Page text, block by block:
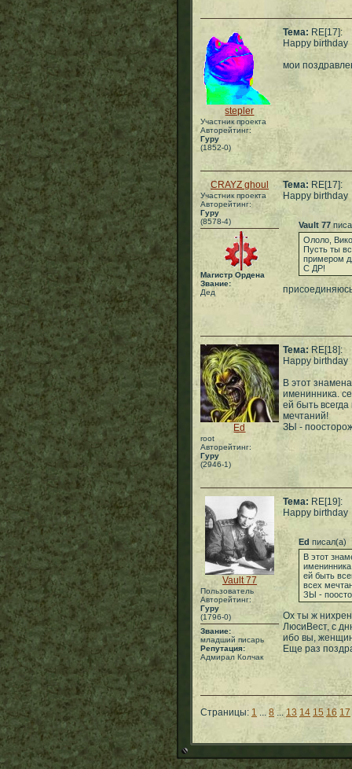
stepler
Участник проекта
Авторейтинг:
Гуру
(1852-0)
Тема: RE[17]:
Happy birthday
мои
CRAYZ ghoul
Участник проекта
Авторейтинг:
Гуру
(8578-4)
Магистр Ордена
Звание:
Дед
Тема: RE[17]:
Happy birthday
Vault 77
Ололо,
Пусть ты
примером
С ДР!
Ed
root
Авторейтинг:
Гуру
(2946-1)
Тема: RE[18]:
Happy birthday
В этот
именинника.
ей быть
мечтаний!
ЗЫ -
Vault 77
Пользователь
Авторейтинг:
Гуру
(1796-0)
Звание:
младший писарь
Репутация:
Адмирал Колчак
Тема: RE[19]:
Happy birthday
Ed писал(а)
В этот
ей быть
всех
ЗЫ -
Ох ты ж
ЛюсиВест, с
ибо вы,
Еще раз
Страницы: 1 ... 8 ... 13 14 15 16 17